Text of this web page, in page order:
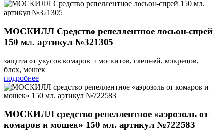
МОСКИЛЛ Средство репеллентное лосьон-спрей
150 мл. артикул №321305
защита от укусов комаров и москитов, слепней, мокрецов,
блох, мошек
подробнее
МОСКИЛЛ средство репеллентное «аэрозоль от
комаров и мошек» 150 мл. артикул №722583